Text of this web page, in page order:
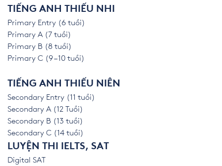
TIẾNG ANH THIẾU NHI
Primary Entry (6 tuổi)
Primary A (7 tuổi)
Primary B (8 tuổi)
Primary C (9 – 10 tuổi)
TIẾNG ANH THIẾU NIÊN
Secondary Entry (11 tuổi)
Secondary A (12 Tuổi)
Secondary B (13 tuổi)
Secondary C (14 tuổi)
LUYỆN THI IELTS, SAT
Digital SAT